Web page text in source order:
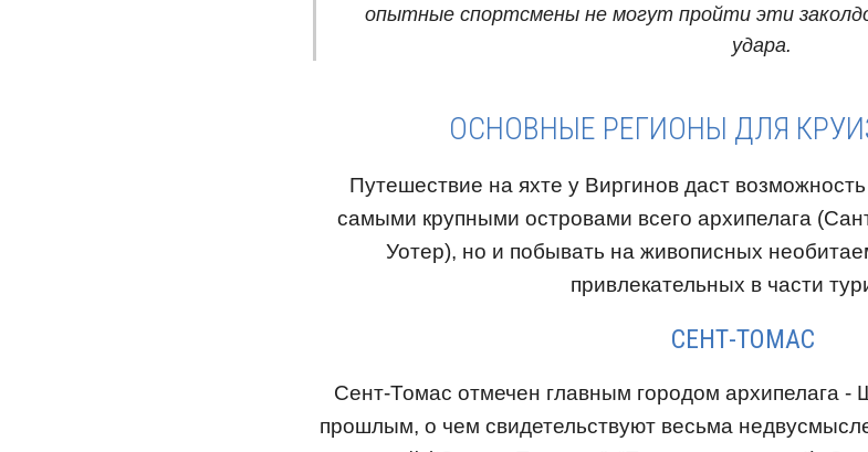
опытные спортсмены не могут пройти эти
удара.
ОСНОВНЫЕ РЕГИОНЫ ДЛЯ
Путешествие на яхте у Виргинов даст
самыми крупными островами всего архипелага
Уотер), но и побывать на живописных
привлекательных в части
СЕНТ-ТОМАС
Сент-Томас отмечен главным городом архипелага
прошлым, о чем свидетельствуют весьма